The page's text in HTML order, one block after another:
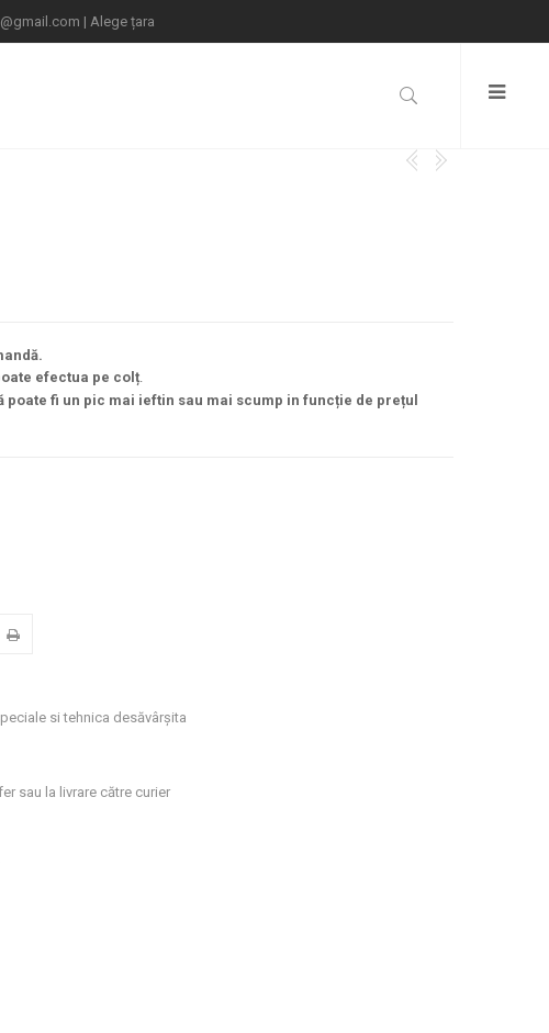
| Alege țara
efectua pe colț.
fi un pic mai ieftin sau mai scump in funcție de prețul
si tehnica desăvârșita
sau la livrare către curier